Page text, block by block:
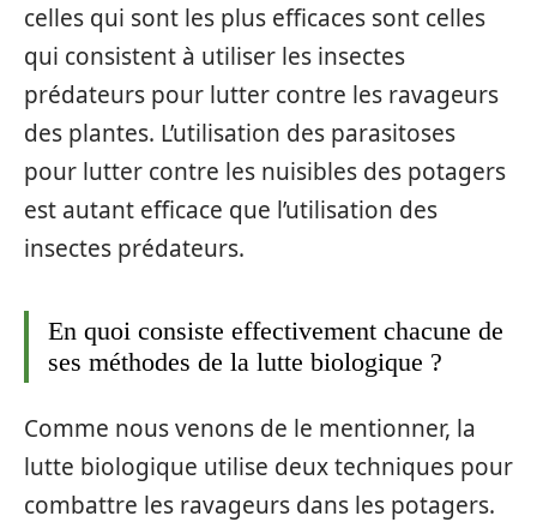
celles qui sont les plus efficaces sont celles
qui consistent à utiliser les insectes
prédateurs pour lutter contre les ravageurs
des plantes. L’utilisation des parasitoses
pour lutter contre les nuisibles des potagers
est autant efficace que l’utilisation des
insectes prédateurs.
En quoi consiste effectivement chacune de
ses méthodes de la lutte biologique ?
Comme nous venons de le mentionner, la
lutte biologique utilise deux techniques pour
combattre les ravageurs dans les potagers.